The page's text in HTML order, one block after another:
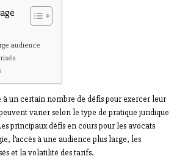
audience
à un certain nombre de défis pour exercer leur
varier selon le type de pratique juridique
principaux défis en cours pour les avocats
l’accès à une audience plus large, les
et la volatilité des tarifs.